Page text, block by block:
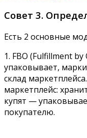
Совет 3.
Есть 2 основные
1. FBO (Fulfillment
упаковывает,
склад
маркетплейс:
купят —
покупателю.